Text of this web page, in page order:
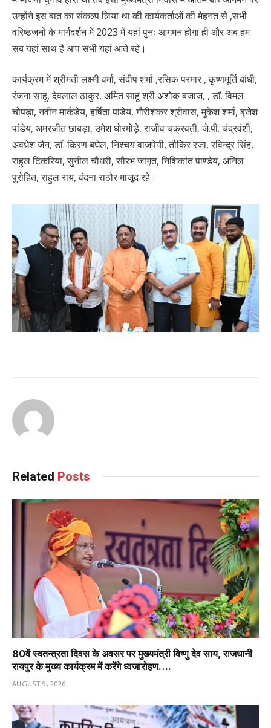
उन्होंने इस बात का संकल्प लिया था की कार्यकर्ताओं की मेहनत से ,सभी
वरिष्ठजनों के मार्गदर्शन में 2023 में यहां पुनः आगमन होगा ही और अब हम
सब यहां साथ है आप सभी यहां आते रहे।
कार्यक्रम में श्रीमती लक्ष्मी वर्मा, संदीप शर्मा ,रसिक परमार , कृष्णमूर्ति बांधी,
रंजना साहू, देवलाल ठाकुर, अमित साहू श्री अशोक बजाज, , डॉ. विमल
चोपड़ा, नवीन मार्कडेय, हर्षिता पांडेय, गौरीशंकर श्रीवास, मुकेश शर्मा, बृजेश
पांडेय, अमरजीत छाबड़ा, उमेश घोरमोड़े, राजीव चक्रवती, जे.पी. चंद्रवंशी,
अवधेश जैन, डॉ. किरण बघेल, निश्चय वाजपेयी, तौकिर रजा, रविन्द्र सिंह,
राहुल टिकरिया, सुनील चौधरी, सौरभ जागृत, निशिकांत पाण्डेय, अनिल
पुरोहित, राहुल राय, वंदना राठौर माजूद रहे।
Reading
Related Posts
80वें स्वतन्त्रता दिवस के अवसर पर मुख्यमंत्री विष्णु देव साय, राजधानी
रायपुर के मुख्य कार्यक्रम में करेंगे ध्वजारोहण….
AUGUST 9, 2026